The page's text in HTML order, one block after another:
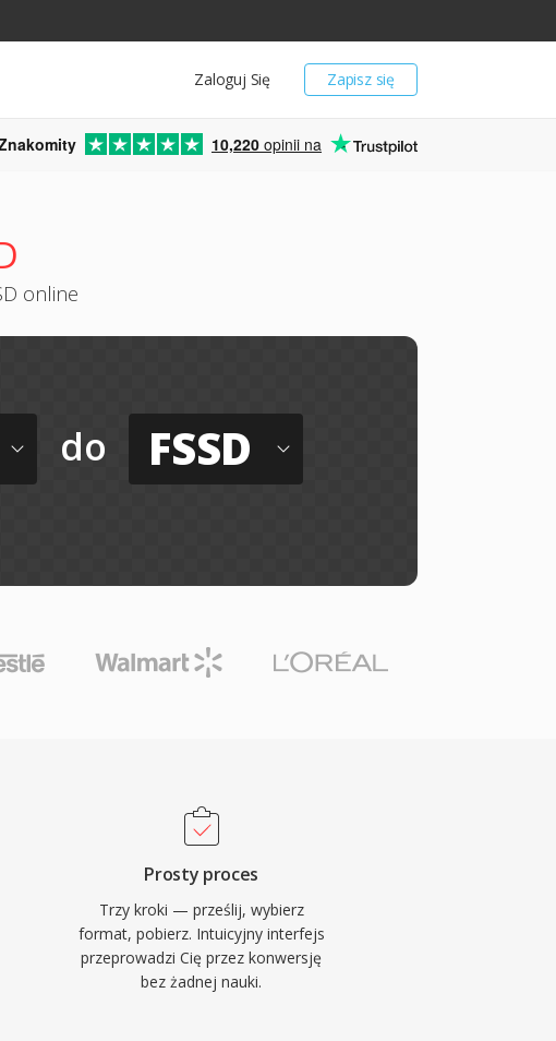
Zapisz się
Zaloguj Się
10,220 opinii na
online
do FSSD
Prosty proces
Trzy kroki — prześlij, wybierz
format, pobierz. Intuicyjny interfejs
przeprowadzi Cię przez konwersję
bez żadnej nauki.